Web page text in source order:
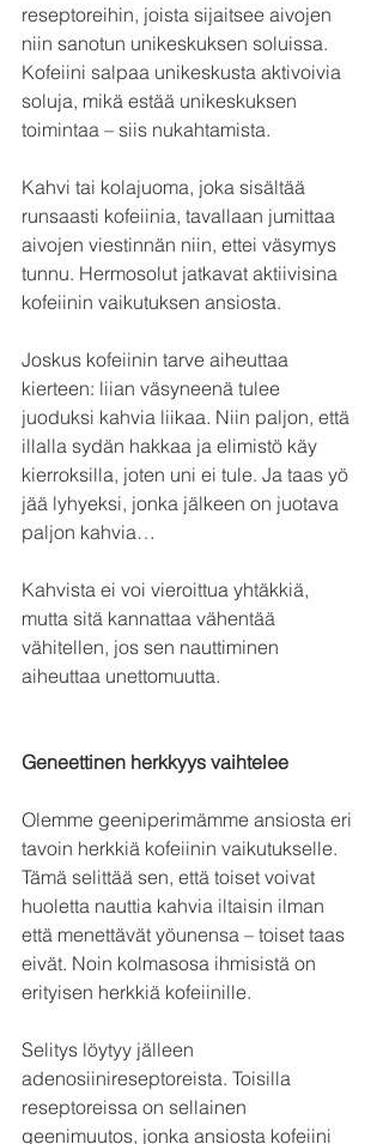
reseptoreihin, joista sijaitsee aivojen
niin sanotun unikeskuksen soluissa.
Kofeiini salpaa unikeskusta aktivoivia
soluja, mikä estää unikeskuksen
toimintaa – siis nukahtamista.
Kahvi tai kolajuoma, joka sisältää
runsaasti kofeiinia, tavallaan jumittaa
aivojen viestinnän niin, ettei väsymys
tunnu. Hermosolut jatkavat aktiivisina
kofeiinin vaikutuksen ansiosta.
Joskus kofeiinin tarve aiheuttaa
kierteen: liian väsyneenä tulee
juoduksi kahvia liikaa. Niin paljon, että
illalla sydän hakkaa ja elimistö käy
kierroksilla, joten uni ei tule. Ja taas yö
jää lyhyeksi, jonka jälkeen on juotava
paljon kahvia…
Kahvista ei voi vieroittua yhtäkkiä,
mutta sitä kannattaa vähentää
vähitellen, jos sen nauttiminen
aiheuttaa unettomuutta.
Geneettinen herkkyys vaihtelee
Olemme geeniperimämme ansiosta eri
tavoin herkkiä kofeiinin vaikutukselle.
Tämä selittää sen, että toiset voivat
huoletta nauttia kahvia iltaisin ilman
että menettävät yöunensa – toiset taas
eivät. Noin kolmasosa ihmisistä on
erityisen herkkiä kofeiinille.
Selitys löytyy jälleen
adenosiinireseptoreista. Toisilla
reseptoreissa on sellainen
geenimuutos, jonka ansiosta kofeiini